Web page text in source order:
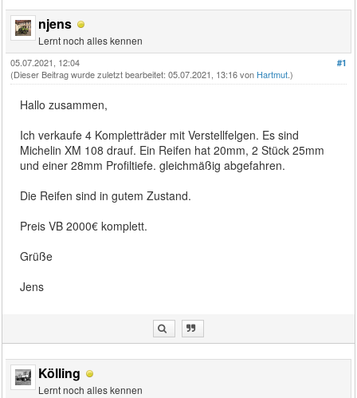
njens
Lernt noch alles kennen
#1
05.07.2021, 12:04
(Dieser Beitrag wurde zuletzt bearbeitet: 05.07.2021, 13:16 von Hartmut.)
Hallo zusammen,
Ich verkaufe 4 Kompletträder mit Verstellfelgen. Es sind
Michelin XM 108 drauf. Ein Reifen hat 20mm, 2 Stück 25mm
und einer 28mm Profiltiefe. gleichmäßig abgefahren.
Die Reifen sind in gutem Zustand.
Preis VB 2000€ komplett.
Grüße
Jens
Kölling
Lernt noch alles kennen